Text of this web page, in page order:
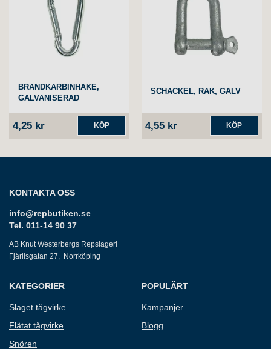
BRANDKARBINHAKE,
GALVANISERAD
4,25 kr KÖP
SCHACKEL, RAK, GALV
4,55 kr KÖP
KONTAKTA OSS
info@repbutiken.se
Tel. 011-14 90 37
AB Knut Westerbergs Repslageri
Fjärilsgatan 27, Norrköping
KATEGORIER
Slaget tågvirke
Flätat tågvirke
Snören
POPULÄRT
Kampanjer
Blogg